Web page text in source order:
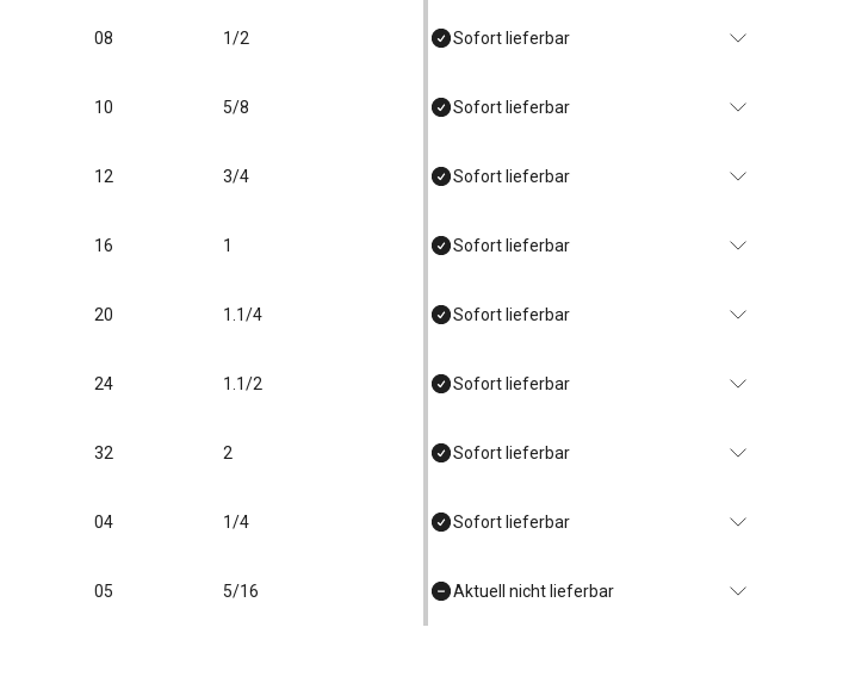
08 1/2 Sofort lieferbar
10 5/8 Sofort lieferbar
12 3/4 Sofort lieferbar
16 1 Sofort lieferbar
20 1.1/4 Sofort lieferbar
24 1.1/2 Sofort lieferbar
32 2 Sofort lieferbar
04 1/4 Sofort lieferbar
05 5/16 Aktuell nicht lieferbar